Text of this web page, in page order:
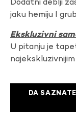
Dodatni deblji
jaku hemiju I
Ekskluzivni
U pitanju je
DA